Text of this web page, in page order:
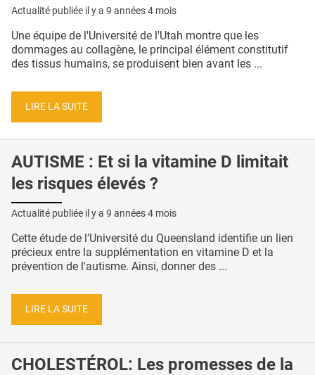
Actualité publiée il y a 9 années 4 mois
Une équipe de l'Université de l'Utah montre que les
dommages au collagène, le principal élément constitutif
des tissus humains, se produisent bien avant les ...
LIRE LA SUITE
AUTISME : Et si la vitamine D limitait
les risques élevés ?
Actualité publiée il y a 9 années 4 mois
Cette étude de l’Université du Queensland identifie un lien
précieux entre la supplémentation en vitamine D et la
prévention de l'autisme. Ainsi, donner des ...
LIRE LA SUITE
CHOLESTÉROL: Les promesses de la